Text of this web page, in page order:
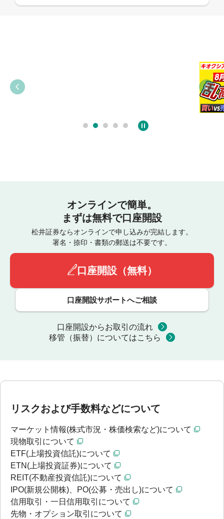
オンラインで簡単。
まずは無料で口座開設
松井証券ならオンラインで申し込みが完結します。
署名・捺印・書類の郵送は不要です。
口座開設（無料）
口座開設サポートへご相談
口座開設からお取引の流れ
移管（振替）についてはこちら
リスクおよび手数料などについて
マーケット情報(株式市況・株価検索など)について
現物取引について
ETF(上場投資信託)について
ETN(上場投資証券)について
REIT(不動産投資信託)について
IPO(新規公開株)、PO(公募・売出し)について
信用取引・一日信用取引について
先物・オプション取引について